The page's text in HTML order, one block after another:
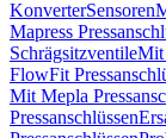
KonverterSensoren
Mapress
SchrägsitzventileMit
FlowFit
Mit Mepla
Pressanschlüssen